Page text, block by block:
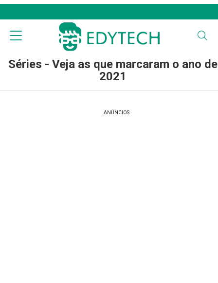
Séries - Veja as que marcaram o ano de
2021
ANÚNCIOS